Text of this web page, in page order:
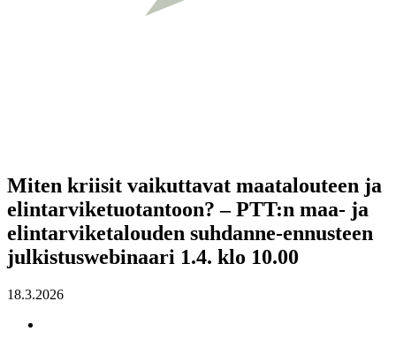
Miten kriisit vaikuttavat maatalouteen ja
elintarviketuotantoon? – PTT:n maa- ja
elintarviketalouden suhdanne-ennusteen
julkistuswebinaari 1.4. klo 10.00
18.3.2026